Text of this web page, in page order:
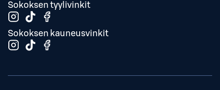
Sokoksen tyylivinkit
Sokoksen kauneusvinkit